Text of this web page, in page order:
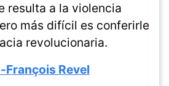
resulta a la violencia
más difícil es conferirle
revolucionaria.
François Revel